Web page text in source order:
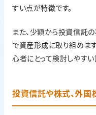
すい点が特徴です。
また、少額から投資信託
で資産形成に取り組めま
心者にとって検討しやすい
投資信託や株式、外